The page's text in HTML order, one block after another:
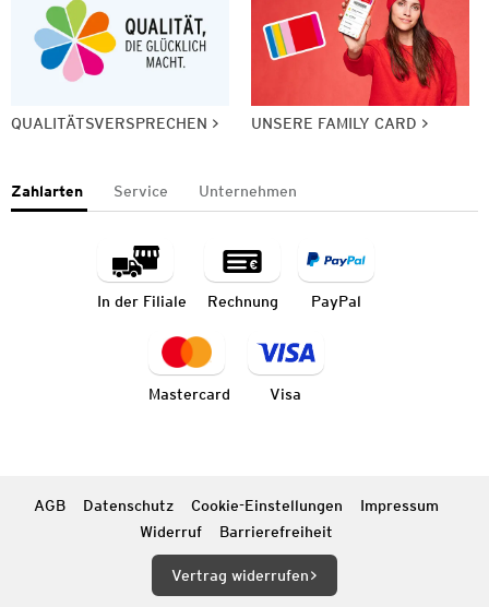
QUALITÄTSVERSPRECHEN UNSERE FAMILY CARD
Zahlarten Service Unternehmen
In der Filiale Rechnung PayPal
Mastercard Visa
AGB Datenschutz Cookie-Einstellungen
Impressum
Widerruf
Barrierefreiheit
Vertrag widerrufen